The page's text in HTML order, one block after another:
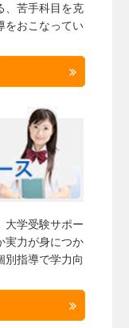
、苦手科目を克
をおこなってい
大学受験サポー
実力が身につか
別指導で学力向